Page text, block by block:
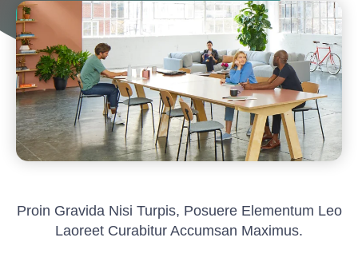
Proin Gravida Nisi Turpis, Posuere Elementum Leo
Laoreet Curabitur Accumsan Maximus.